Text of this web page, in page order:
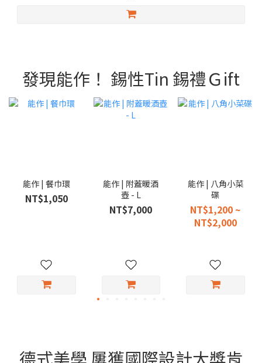
燭台部分以富山縣高岡市傳承已久的黃銅鑄造與金屬加工技術打
發現能作！ 錫性Tin 錫禮Ｇift
能作 | 餐巾環
NT$1,050
能作 | 附蓋暖酒
壺 - L
NT$7,000
能作 | 八角小菜
碟
NT$1,200 ~
NT$2,000
德式美學 屢獲國際設計大獎肯